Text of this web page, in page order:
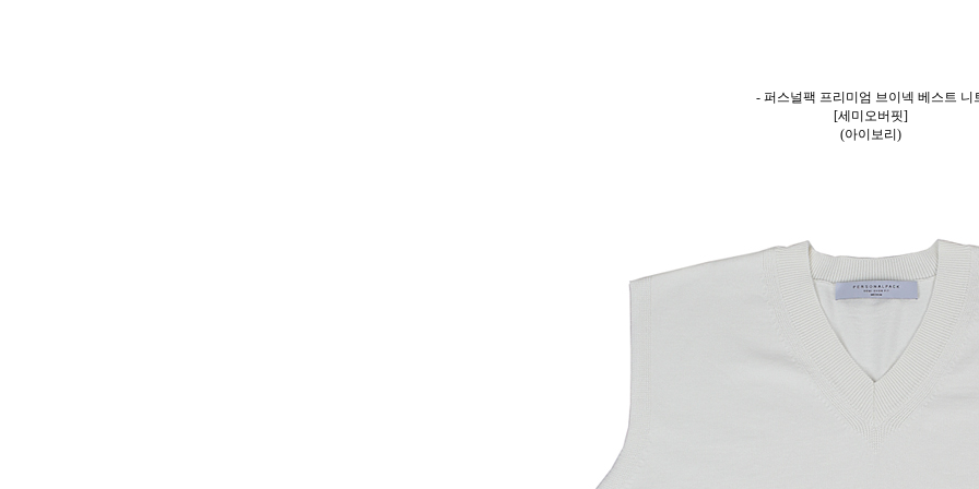
- 퍼스널팩 프리미엄 브이넥 베스트 니
[세미오버핏]
(아이보리)